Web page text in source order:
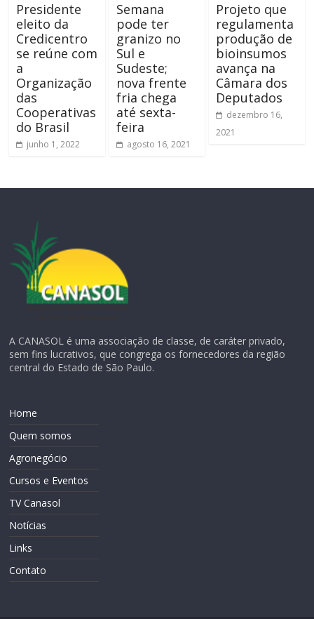
Presidente
eleito da
Credicentro
se reúne com
a
Organização
das
Cooperativas
do Brasil
junho 1, 2022
Semana
pode ter
granizo no
Sul e
Sudeste;
nova frente
fria chega
até sexta-
feira
agosto 16, 2021
Projeto que
regulamenta
produção de
bioinsumos
avança na
Câmara dos
Deputados
dezembro 16,
2021
A CANASOL é uma associação de classe, de caráter privado,
sem fins lucrativos, que congrega os fornecedores da região
central do Estado de São Paulo.
Home
Quem somos
Agronegócio
Cursos e Eventos
TV Canasol
Notícias
Links
Contato